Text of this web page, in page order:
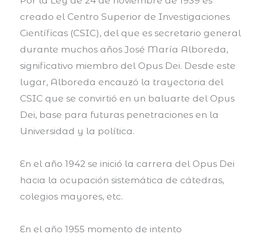
creado el Centro Superior de Investigaciones
Científicas (CSIC), del que es secretario general
durante muchos años José María Alboreda,
significativo miembro del Opus Dei. Desde este
lugar, Alboreda encauzó la trayectoria del
CSIC que se convirtió en un baluarte del Opus
Dei, base para futuras penetraciones en la
Universidad y la política.
En el año 1942 se inició la carrera del Opus Dei
hacia la ocupación sistemática de cátedras,
colegios mayores, etc.
En el año 1955 momento de intento